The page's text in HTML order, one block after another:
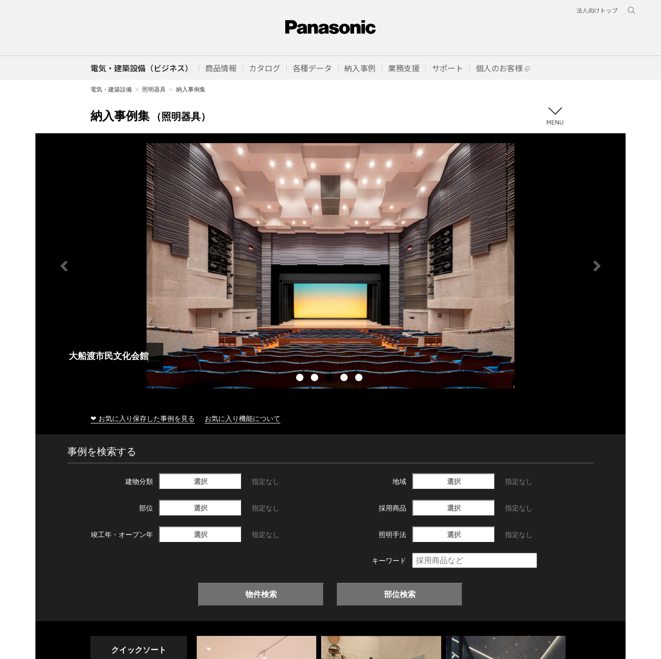
法人向けトップ
電気・建築設備（ビジネス） 商品情報 カタログ 各種データ 納入事例 業務支援 サポート 個人のお客様
電気・建築設備 照明器具 納入事例集
納入事例集 （照明器具）
大船渡市民文化会館
❤ お気に入り保存した事例を見る お気に入り機能について
事例を検索する
建物分類 選択 指定なし 地域 選択 指定なし
部位 選択 指定なし 採用商品 選択 指定なし
竣工年・ オープン年 選択 指定なし 照明手法 選択 指定なし
キーワード
物件検索 部位検索
クイックソート